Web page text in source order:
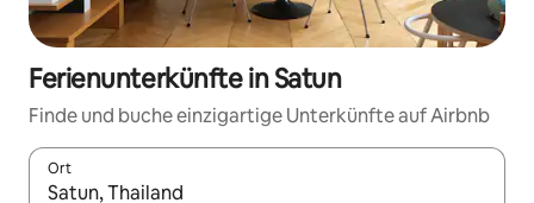
Ferienunterkünfte in Satun
Finde und buche einzigartige Unterkünfte auf Airbnb
Ort
Wenn Ergebnisse verfügbar sind, navigiere mit den